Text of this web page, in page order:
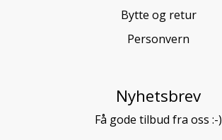
Bytte og retur
Personvern
Nyhetsbrev
Få gode tilbud fra oss :-)